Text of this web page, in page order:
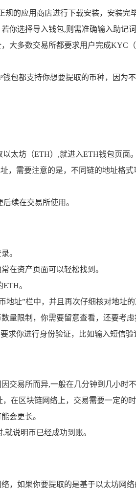
规的应用商店进行下载安装，安装
你选择导入钱包,则需准确输入助记词
大多数交易所都要求用户完成KYC
包都支持你想要提取的币种，因为
太坊（ETH）,就进入ETH钱包页面。
，需要注意的是，不同链的地址格
续在交易所使用。
。
在资产页面可以轻松找到。
。
址”栏中，并且再次仔细核对地址
量限制，你需要留意查看，还要考
求你进行身份验证，比如输入短信
交易所而异,一般在几分钟到几小时不
在区块链网络上，交易需要一定
会更长。
说明币已经成功到账。
，如果你要提取的是基于以太坊网